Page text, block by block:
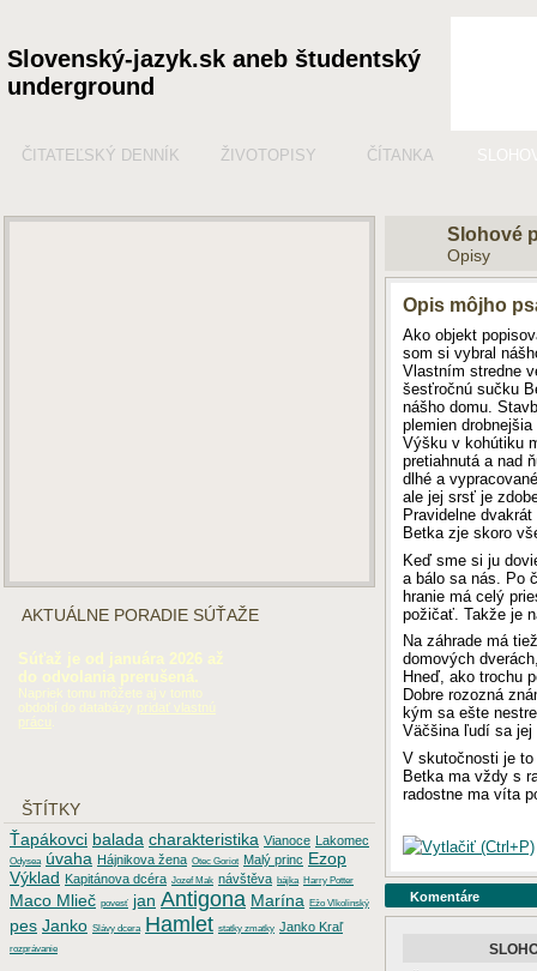
Slovenský-jazyk.sk aneb študentský
underground
ČITATEĽSKÝ DENNÍK ŽIVOTOPISY ČÍTANKA
Slohové
Opisy
Opis môjho
Ako objekt
som si vybral
Vlastním stredne
šesťročnú sučku
nášho domu.
plemien
Výšku v kohútiku
pretiahnutá a nad
dlhé a
ale jej srsť je
Pravidelne
Betka zje skoro
Keď sme si ju
a bálo sa nás. Po
hranie má celý
požičať. Takže je
Na záhrade má
domových
Hneď, ako trochu
Dobre rozozná
kým sa ešte
Väčšina ľudí sa jej
V skutočnosti je
Betka ma vždy s
radostne ma víta
Komentáre
AKTUÁLNE PORADIE SÚŤAŽE
Súťaž je od januára 2026 až
do odvolania prerušená.
Napriek tomu môžete aj v tomto
období do databázy pridať vlastnú
prácu
ŠTÍTKY
Ťapákovci balada charakteristika Vianoce Lakomec
Odysea úvaha Hájnikova žena Otec Goriot Malý princ Ezop
Výklad Kapitánova dcéra Jozef Mak návštěva bájka Harry Potter
Maco Mlieč povesť jan Antigona Marína Ežo Vlkolinský
pes Janko Slávy dcera Hamlet statky zmatky Janko Kraľ
rozprávanie